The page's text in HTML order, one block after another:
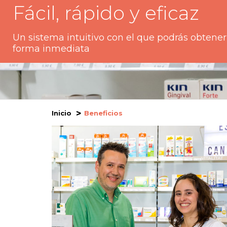
Fácil, rápido y eficaz
Un sistema intuitivo con el que podrás
forma inmediata
Inicio Beneficios